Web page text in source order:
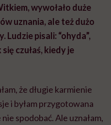
wywołało duże
uznania, ale też dużo
pisali: “ohyda”,
się czułaś, kiedy je
że długie karmienie
i byłam przygotowana
spodobać. Ale uznałam,